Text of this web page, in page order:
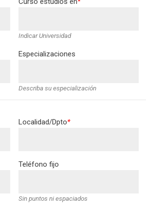
Indicar Universidad
Especializaciones
Describa su especialización
Localidad/Dpto*
Teléfono fijo
Sin puntos ni espaciados